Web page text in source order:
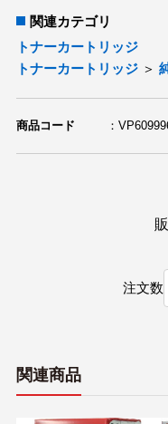
関連カテゴリ
トナーカートリッジ
トナーカートリッジ ＞
商品コード
注文数
関連商品